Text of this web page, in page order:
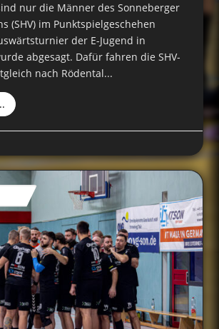
nur die Männer des Sonneberger
(SHV) im Punktspielgeschehen
der E-Jugend in
abgesagt. Dafür fahren die SHV-
nach Rödental...